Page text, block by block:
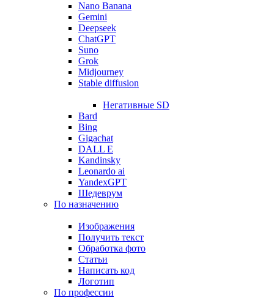
Nano Banana
Gemini
Deepseek
ChatGPT
Suno
Grok
Midjourney
Stable diffusion
Негативные SD
Bard
Bing
Gigachat
DALL E
Kandinsky
Leonardo ai
YandexGPT
Шедеврум
По назначению
Изображения
Получить текст
Обработка фото
Статьи
Написать код
Логотип
По профессии